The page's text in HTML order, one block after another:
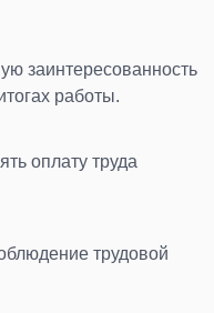
заинтересованность
работы.
оплату труда
трудовой